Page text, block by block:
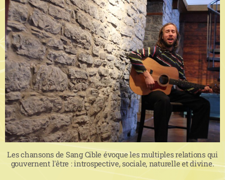
Les chansons de Sang Cible évoque les multiples relations qui
gouvernent l'être : introspective, sociale, naturelle et divine.